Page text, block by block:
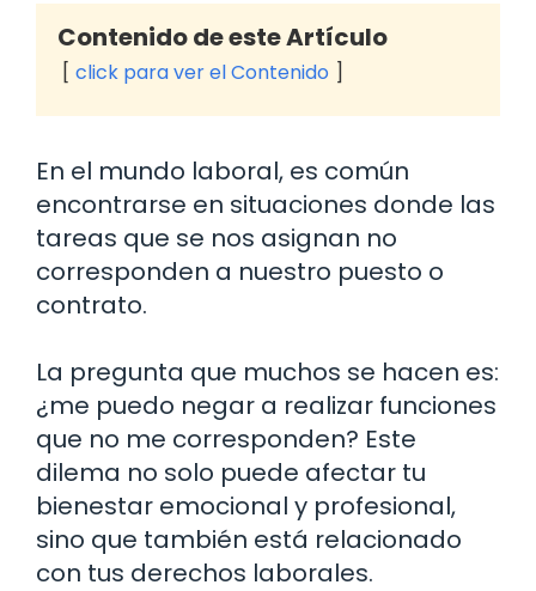
Contenido de este Artículo
click para ver el Contenido
En el mundo laboral, es común
encontrarse en situaciones donde las
tareas que se nos asignan no
corresponden a nuestro puesto o
contrato.
La pregunta que muchos se hacen es:
¿me puedo negar a realizar funciones
que no me corresponden? Este
dilema no solo puede afectar tu
bienestar emocional y profesional,
sino que también está relacionado
con tus derechos laborales.